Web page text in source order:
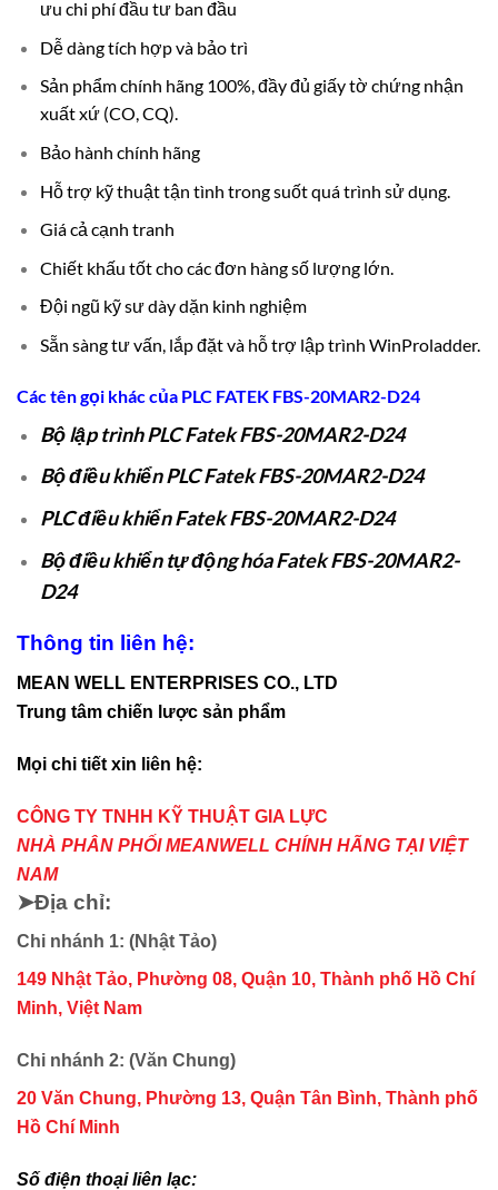
ưu chi phí đầu tư ban đầu
Dễ dàng tích hợp và bảo trì
Sản phẩm chính hãng 100%, đầy đủ giấy tờ chứng nhận
xuất xứ (CO, CQ).
Bảo hành chính hãng
Hỗ trợ kỹ thuật tận tình trong suốt quá trình sử dụng.
Giá cả cạnh tranh
Chiết khấu tốt cho các đơn hàng số lượng lớn.
Đội ngũ kỹ sư dày dặn kinh nghiệm
Sẵn sàng tư vấn, lắp đặt và hỗ trợ lập trình WinProladder.
Các tên gọi khác của PLC FATEK FBS-20MAR2-D24
Bộ lập trình PLC Fatek FBS-20MAR2-D24
Bộ điều khiển PLC Fatek FBS-20MAR2-D24
PLC điều khiển Fatek FBS-20MAR2-D24
Bộ điều khiển tự động hóa Fatek FBS-20MAR2-
D24
Thông tin liên hệ:
MEAN WELL ENTERPRISES CO., LTD
Trung tâm chiến lược sản phẩm
Mọi chi tiết xin liên hệ:
CÔNG TY TNHH KỸ THUẬT GIA LỰC
NHÀ PHÂN PHỐI MEANWELL CHÍNH HÃNG TẠI VIỆT
NAM
➤Địa chỉ:
Chi nhánh 1: (Nhật Tảo)
149 Nhật Tảo, Phường 08, Quận 10, Thành phố Hồ Chí
Minh, Việt Nam
Chi nhánh 2: (Văn Chung)
20 Văn Chung, Phường 13, Quận Tân Bình, Thành phố
Hồ Chí Minh
Số điện thoại liên lạc: